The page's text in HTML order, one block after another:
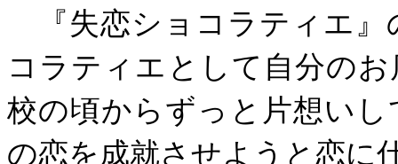
『失恋ショコラティエ』
コラティエとして自分の
校の頃からずっと片想い
の恋を成就させようと恋に